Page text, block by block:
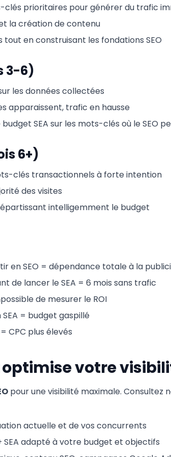
clés prioritaires pour générer du trafic
la création de contenu
en construisant les fondations SEO
3-6)
les données collectées
apparaissent, trafic en hausse
SEA sur les mots-clés où le SEO
6+)
clés transactionnels à forte intention
des visites
intelligemment le budget
en SEO = dépendance totale à la
de lancer le SEA = 6 mois sans trafic
de mesurer le ROI
SEA = budget gaspillé
CPC plus élevés
votre
pour une visibilité maximale.
actuelle et de vos concurrents
SEA adapté à votre budget et objectifs